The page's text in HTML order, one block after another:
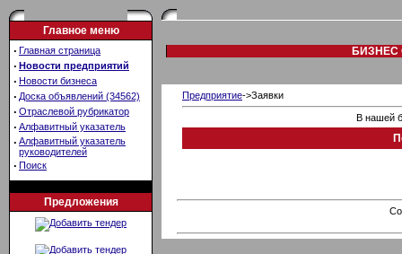
Главное меню
· Главная страница
· Новости предприятий
· Новости бизнеса
· Доска объявлений (34562)
· Отраслевой рубрикатор
· Алфавитный указатель
· Алфавитный указатель
руководителей
· Поиск
Предложения
БИЗНЕС
Предприятие->Заявки
В нашей